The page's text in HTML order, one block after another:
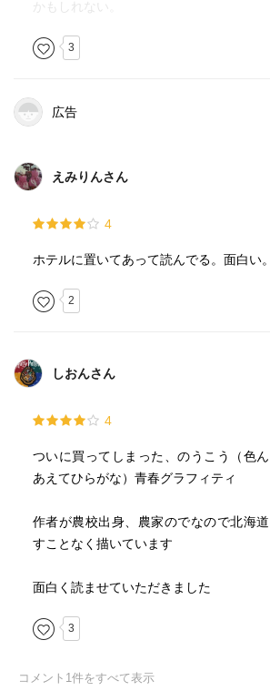
かもしれない。
3
広告
えみりんさん
4
ホテルに置いてあって読んでる。面白い。
2
しおんさん
4
ついに買ってしまった、のうこう（色
あえてひらがな）青春グラフィティ
作者が農校出身、農家のでなので北海
すことなく描いています
面白く読ませていただきました
3
コメント 1件をすべて表示